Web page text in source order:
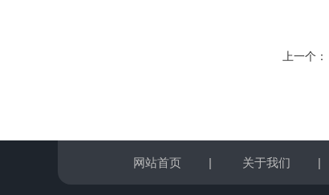
上一个：
网站首页 | 关于我们 |